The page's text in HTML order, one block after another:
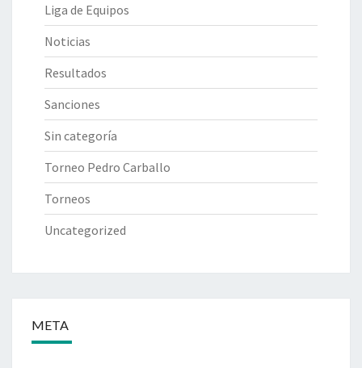
Liga de Equipos
Noticias
Resultados
Sanciones
Sin categoría
Torneo Pedro Carballo
Torneos
Uncategorized
META